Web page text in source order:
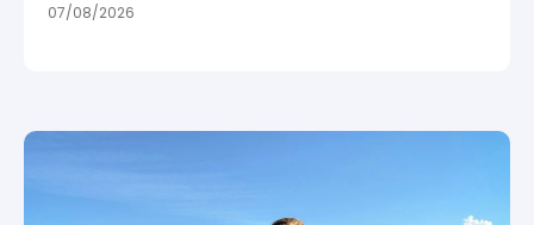
07/08/2026